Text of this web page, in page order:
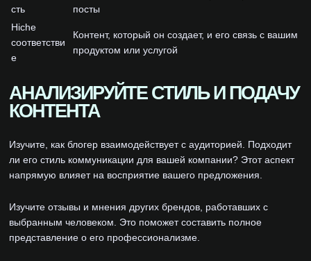
сть
посты
Нiche
соответстви
е
Контент, который он создает, и его связь с вашим
продуктом или услугой
АНАЛИЗИРУЙТЕ СТИЛЬ И ПОДАЧУ
КОНТЕНТА
Изучите, как блогер взаимодействует с аудиторией. Подходит
ли его стиль коммуникации для вашей компании? Этот аспект
напрямую влияет на восприятие вашего предложения.
Изучите отзывы и мнения других брендов, работавших с
выбранным человеком. Это поможет составить полное
представление о его профессионализме.